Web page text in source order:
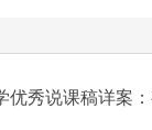
优秀说课稿详案